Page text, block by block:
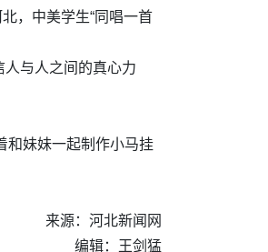
，中美学生“同唱一首
人与人之间的真心力
和妹妹一起制作小马挂
来源：河北新闻网
编辑：王剑猛